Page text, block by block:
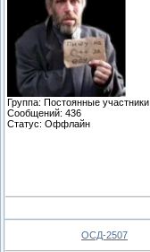
Группа: Постоянные участники
Сообщений: 436
Статус: Оффлайн
ОСД-2507